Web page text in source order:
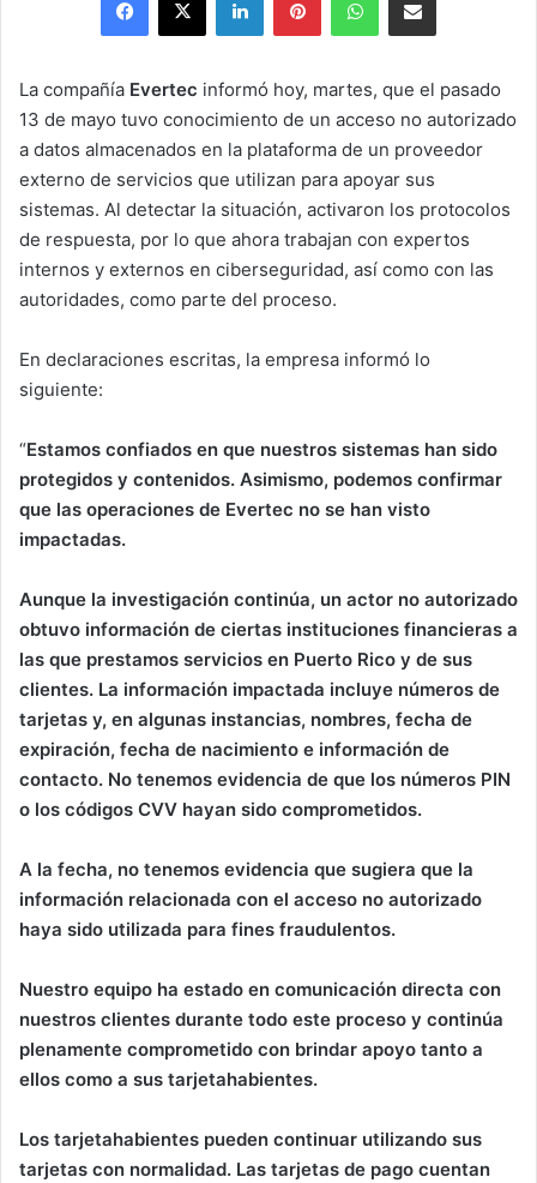
La compañía Evertec informó hoy, martes, que el pasado
13 de mayo tuvo conocimiento de un acceso no autorizado
a datos almacenados en la plataforma de un proveedor
externo de servicios que utilizan para apoyar sus
sistemas. Al detectar la situación, activaron los protocolos
de respuesta, por lo que ahora trabajan con expertos
internos y externos en ciberseguridad, así como con las
autoridades, como parte del proceso.
En declaraciones escritas, la empresa informó lo
siguiente:
“Estamos confiados en que nuestros sistemas han sido
protegidos y contenidos. Asimismo, podemos confirmar
que las operaciones de Evertec no se han visto
impactadas.
Aunque la investigación continúa, un actor no autorizado
obtuvo información de ciertas instituciones financieras a
las que prestamos servicios en Puerto Rico y de sus
clientes. La información impactada incluye números de
tarjetas y, en algunas instancias, nombres, fecha de
expiración, fecha de nacimiento e información de
contacto. No tenemos evidencia de que los números PIN
o los códigos CVV hayan sido comprometidos.
A la fecha, no tenemos evidencia que sugiera que la
información relacionada con el acceso no autorizado
haya sido utilizada para fines fraudulentos.
Nuestro equipo ha estado en comunicación directa con
nuestros clientes durante todo este proceso y continúa
plenamente comprometido con brindar apoyo tanto a
ellos como a sus tarjetahabientes.
Los tarjetahabientes pueden continuar utilizando sus
tarjetas con normalidad. Las tarjetas de pago cuentan